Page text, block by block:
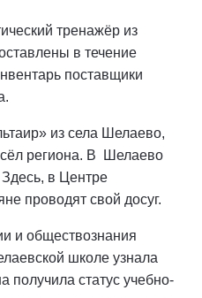
тренажёр из
в течение
поставщики
из села Шелаево,
региона. В Шелаево
в Центре
проводят свой досуг.
и обществознания
школе узнала
получила статус учебно-